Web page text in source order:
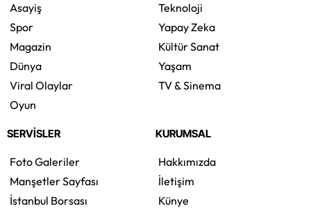
Asayiş
Spor
Magazin
Dünya
Viral Olaylar
Oyun
Teknoloji
Yapay Zeka
Kültür Sanat
Yaşam
TV & Sinema
SERVİSLER
Foto Galeriler
Manşetler Sayfası
İstanbul Borsası
KURUMSAL
Hakkımızda
İletişim
Künye